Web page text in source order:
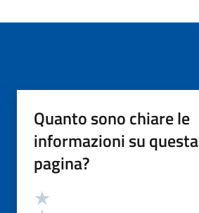
Quanto sono chiare le
informazioni su questa
pagina?
Valutazione